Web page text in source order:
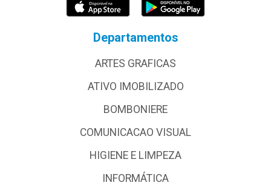
Departamentos
ARTES GRAFICAS
ATIVO IMOBILIZADO
BOMBONIERE
COMUNICACAO VISUAL
HIGIENE E LIMPEZA
INFORMÁTICA